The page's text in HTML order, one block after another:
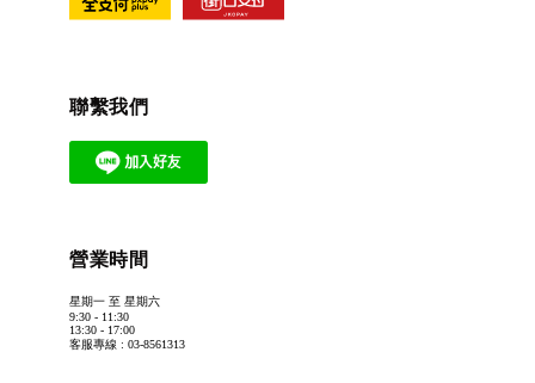
聯繫我們
營業時間
星期一 至 星期六
9:30 - 11:30
13:30 - 17:00
客服專線 : 03-8561313